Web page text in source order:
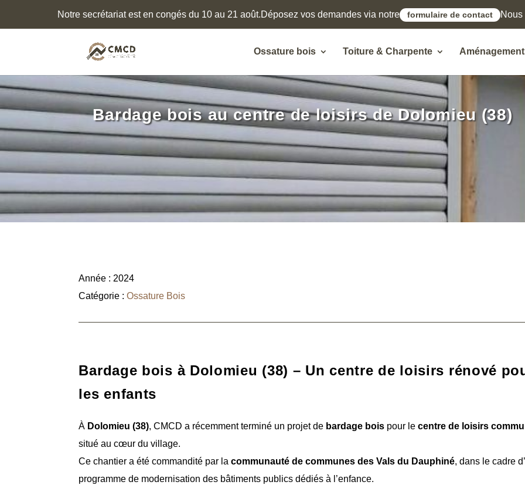
Ossature bois Toiture & Charpente
Bardage bois au centre de loisirs de Dolomieu (38)
Année : 2024
Catégorie :Ossature Bois
Bardage bois à Dolomieu (38) – Un centre de loisirs rénové
les enfants
À Dolomieu (38), CMCD a récemment terminé un projet de bardage bois pour lecentre de loisirs
situé au cœur du village.
Ce chantier a été commandité par lacommunauté de communes des Vals du Dauphiné, dans le cadre
programme de modernisation des bâtiments publics dédiés à l’enfance.
Notre secrétariat est en congés du 10 au 21 août.Déposez vos demandes via notre formulaire de contact Nous